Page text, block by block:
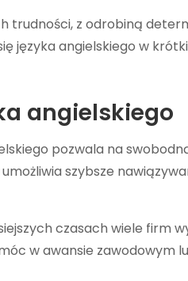
trudności, z odrobiną
języka angielskiego w
angielskiego
pozwala na
szybsze
czasach wiele firm
w awansie zawodowym